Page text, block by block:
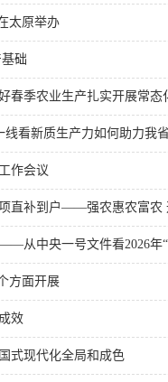
太原举办
础
春季农业生产扎实开展常态
看新质生产力如何助力我
作会议
直补到户——强农惠农富农
从中央一号文件看2026年
方面开展
效
式现代化全局和成色